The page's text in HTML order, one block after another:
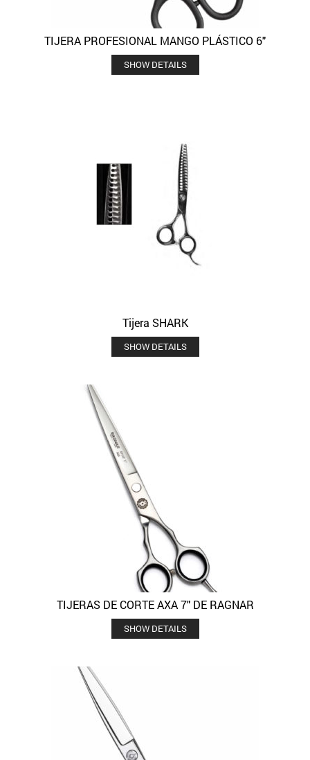
TIJERA PROFESIONAL MANGO PLÁSTICO 6″
SHOW DETAILS
Tijera SHARK
SHOW DETAILS
TIJERAS DE CORTE AXA 7″ DE RAGNAR
SHOW DETAILS